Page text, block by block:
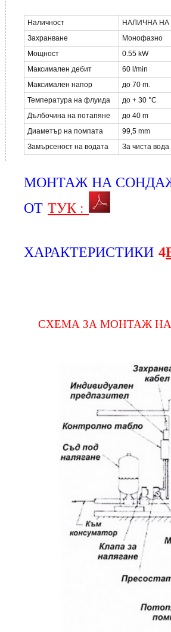
Наличност
НАЛИЧНА НА
Захранване
Монофазно
Мощност
0.55 kW
Максимален дебит
60 l/min
Максимален напор
до 70 m.
Температура на флуида
до + 30 °C
Дълбочина на потапяне
до 40 m
Диаметър на помпата
99,5 mm
Замърсеност на водата
За чиста
МОНТАЖ НА
ОТ ТУК :
ХАРАКТЕРИСТИКИ 4
СХЕМА ЗА МОНТАЖ